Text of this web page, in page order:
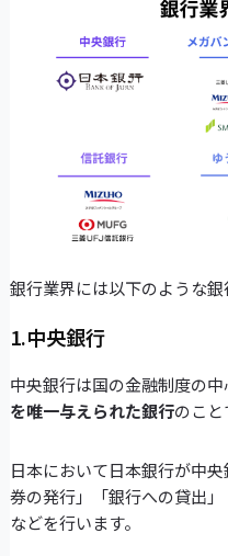
銀行業界には以下のような銀
1.中央銀行
中央銀行は国の金融制度の中
を唯一与えられた銀行のこと
日本において日本銀行が中
券の発行」「銀行への貸出」
などを行います。